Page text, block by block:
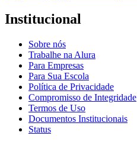
Institucional
Sobre nós
Trabalhe na Alura
Para Empresas
Para Sua Escola
Política de Privacidade
Compromisso de Integridade
Termos de Uso
Documentos Institucionais
Status